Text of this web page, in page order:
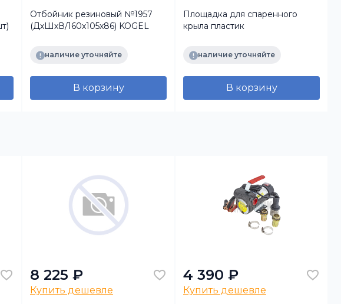
Отбойник резиновый №1957
(ДхШхВ/160х105х86) KOGEL
наличие уточняйте
В корзину
Площадка для спаренного
крыла пластик
наличие уточняйте
В корзину
8 225 ₽
Купить дешевле
4 390 ₽
Купить дешевле